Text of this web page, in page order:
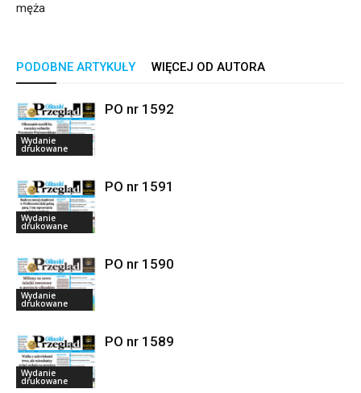
męża
PODOBNE ARTYKUŁY WIĘCEJ OD AUTORA
Wydanie
drukowane
PO nr 1592
Wydanie
drukowane
PO nr 1591
Wydanie
drukowane
PO nr 1590
Wydanie
drukowane
PO nr 1589